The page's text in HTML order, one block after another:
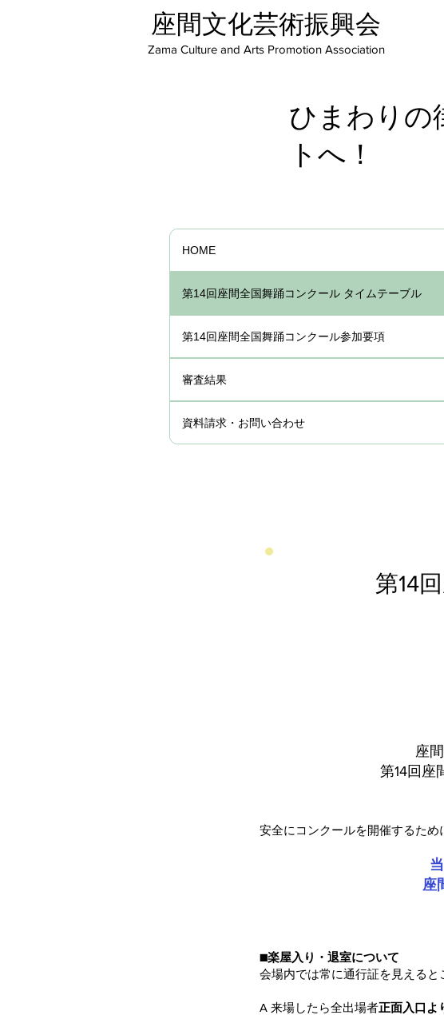
座間文化芸術振興会
Zama Culture and Arts Promotion Association
ひまわりの
トへ！
HOME
第14回座間全国舞踊コンクール タイムテーブル
第14回座間全国舞踊コンクール参加要項
審査結果
資料請求・お問い合わせ
第14
座
第14回座
安全にコンクールを開催するため
座
■楽屋入り・退室について
会場内では常に通行証を見える
A 来場したら全出場者正面入口よ